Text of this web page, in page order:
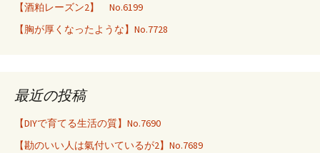
【酒粕レーズン2】 No.6199
【胸が厚くなったような】No.7728
最近の投稿
【DIYで育てる生活の質】No.7690
【勘のいい人は氣付いているが2】No.7689